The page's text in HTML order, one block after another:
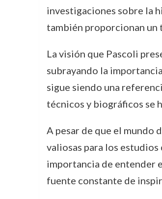
investigaciones sobre la
también proporcionan un
La visión que Pascoli
subrayando la
sigue siendo una
técnicos y biográficos se
A pesar de que el mundo
valiosas para los
importancia de entender
fuente constante de